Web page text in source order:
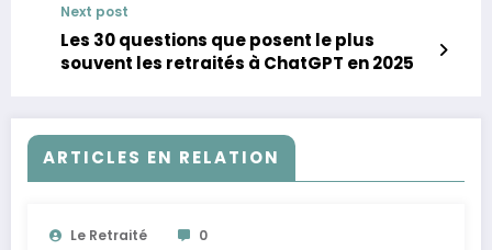
Next post
Les 30 questions que posent le plus
souvent les retraités à ChatGPT en 2025
ARTICLES EN RELATION
Le Retraité 0